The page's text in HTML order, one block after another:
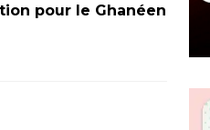
pour le Ghanéen